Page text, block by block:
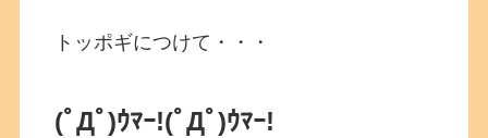
トッポギにつけて・・・
(ﾟДﾟ)ｳﾏｰ!(ﾟДﾟ)ｳﾏｰ!